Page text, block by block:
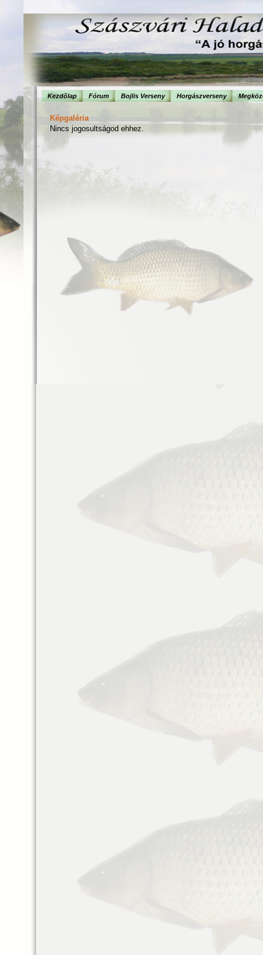
Kezdõlap Fórum Bojlis Verseny Horgászverseny
Képgaléria
Nincs jogosultságod ehhez.